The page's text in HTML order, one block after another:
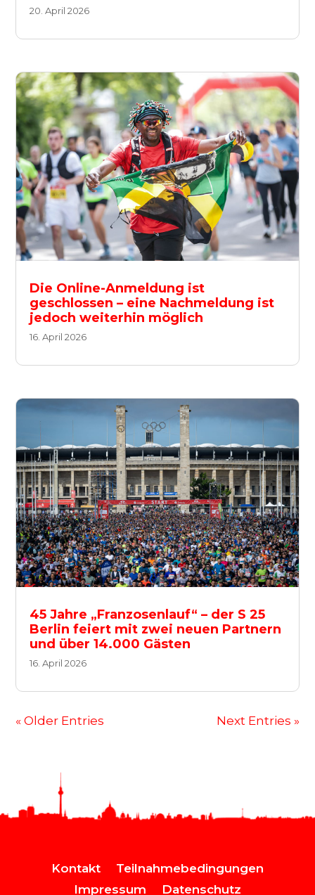
20. April 2026
Die Online-Anmeldung ist
geschlossen – eine Nachmeldung ist
jedoch weiterhin möglich
16. April 2026
45 Jahre „Franzosenlauf“ – der S 25
Berlin feiert mit zwei neuen Partnern
und über 14.000 Gästen
16. April 2026
« Older Entries Next Entries »
Kontakt
Teilnahmebedingungen
Impressum
Datenschutz